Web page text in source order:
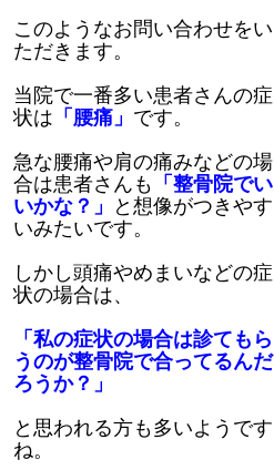
このようなお問い合わせをい
ただきます。
当院で一番多い患者さんの症
状は 「腰痛」 です。
急な腰痛や肩の痛みなどの場
合は患者さんも 「整骨院でい
いかな？」 と想像がつきやす
いみたいです。
しかし頭痛やめまいなどの症
状の場合は、
「私の症状の場合は診てもら
うのが整骨院で合ってるんだ
ろうか？」
と思われる方も多いようです
ね。